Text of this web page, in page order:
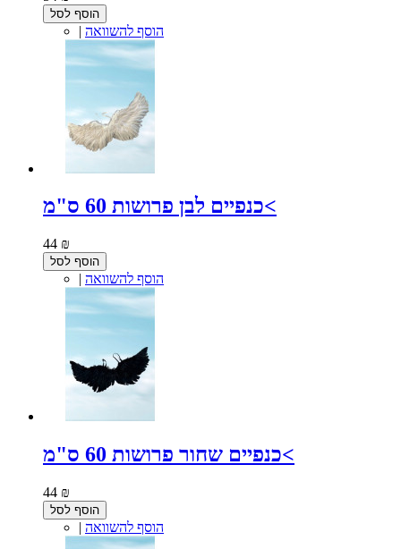
הוסף לסל
| הוסף להשוואה
כנפיים לבן פרושות 60 ס"מ<
44 ₪
הוסף לסל
| הוסף להשוואה
כנפיים שחור פרושות 60 ס"מ<
44 ₪
הוסף לסל
| הוסף להשוואה